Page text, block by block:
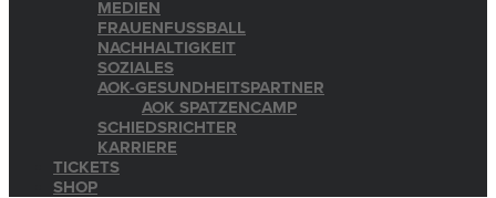
MEDIEN
FRAUENFUSSBALL
NACHHALTIGKEIT
SOZIALES
AOK-GESUNDHEITSPARTNER
AOK SPATZENCAMP
SCHIEDSRICHTER
KARRIERE
TICKETS
SHOP